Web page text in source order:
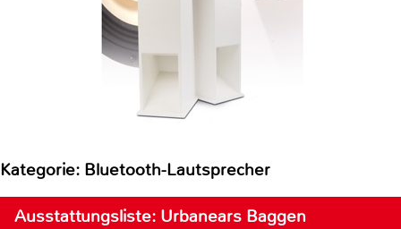
Kategorie: Bluetooth-Lautsprecher
Ausstattungsliste: Urbanears Baggen